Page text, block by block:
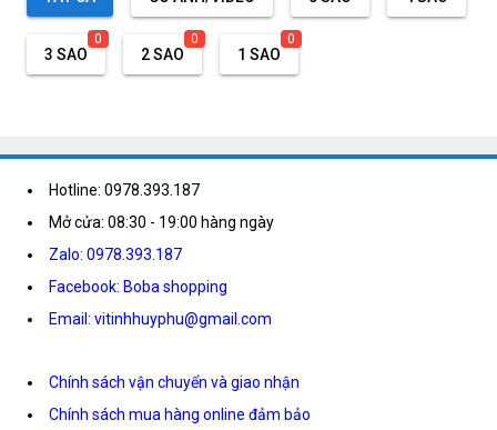
3 SAO
0
2 SAO
0
1 SAO
0
Hotline: 0978.393.187
Mở cửa: 08:30 - 19:00 hàng ngày
Zalo: 0978.393.187
Facebook: Boba shopping
Email: vitinhhuyphu@gmail.com
Chính sách vận chuyển và giao nhận
Chính sách mua hàng online đảm bảo